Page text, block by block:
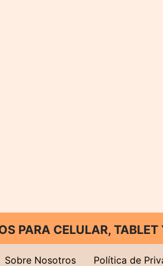
PARA CELULAR,
Sobre Nosotros Política de